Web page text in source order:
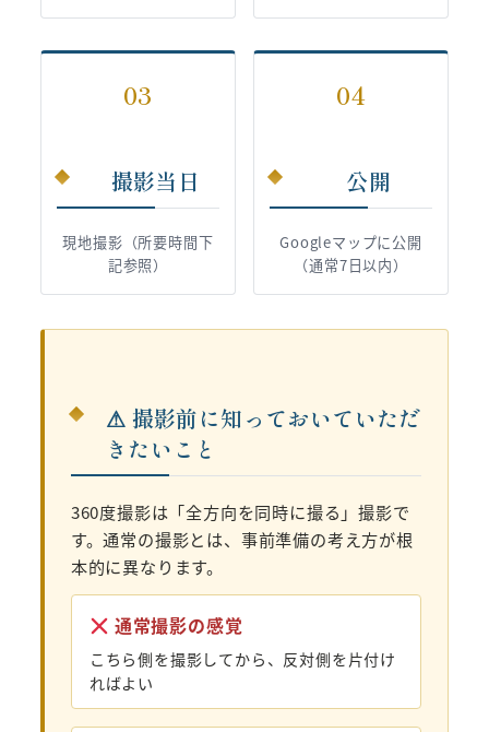
03
撮影当日
現地撮影（所要時間下
記参照）
04
公開
Googleマップに公開
（通常7日以内）
⚠ 撮影前に知っておいていただ
きたいこと
360度撮影は「全方向を同時に撮る」撮影で
す。通常の撮影とは、事前準備の考え方が根
本的に異なります。
通常撮影の感覚
こちら側を撮影してから、反対側を片付け
ればよい